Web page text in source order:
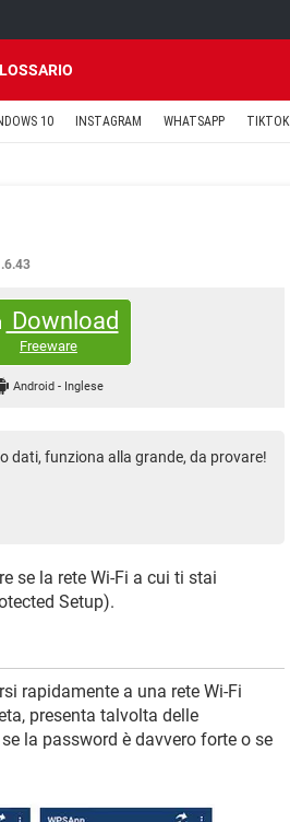
10 INSTAGRAM WHATSAPP TIKTOK
Download
Freeware
Android - Inglese
dati, funziona alla grande, da provare!
se la rete Wi-Fi a cui ti stai
Setup).
rapidamente a una rete Wi-Fi
presenta talvolta delle
la password è davvero forte o se